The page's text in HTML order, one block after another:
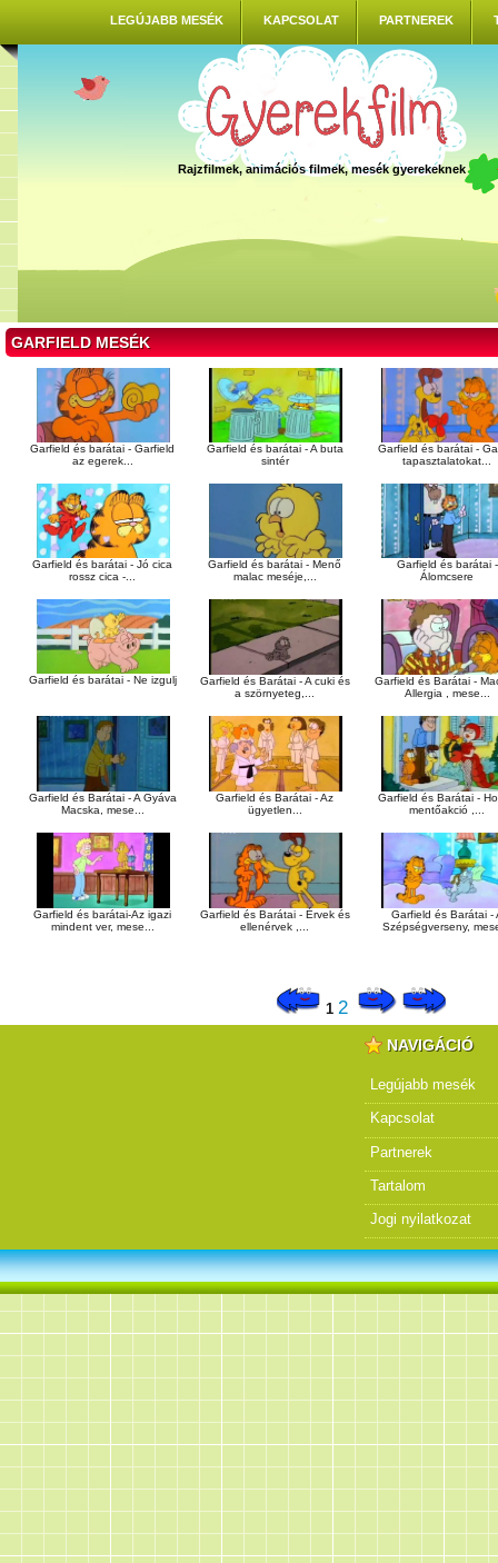
LEGÚJABB MESÉK KAPCSOLAT PARTNEREK
Rajzfilmek, animációs filmek, mesék gyerekeknek
GARFIELD MESÉK
Garfield és barátai - Garfield
az egerek...
Garfield és barátai - A buta
sintér
Garfield és barátai -
tapasztalatokat...
Garfield és barátai - Jó cica
rossz cica -...
Garfield és barátai - Menő
malac meséje,...
Garfield és barátai -
Álomcsere
Garfield és barátai - Ne izgulj
Garfield és Barátai - A cuki és
a szörnyeteg,...
Garfield és Barátai -
Allergia , mese...
Garfield és Barátai - A Gyáva
Macska, mese...
Garfield és Barátai - Az
ügyetlen...
Garfield és Barátai -
mentőakció ,...
Garfield és barátai-Az igazi
mindent ver, mese...
Garfield és Barátai - Érvek és
ellenérvek ,...
Garfield és Barátai -
Szépségverseny,
1 2
NAVIGÁCIÓ
Legújabb mesék
Kapcsolat
Partnerek
Tartalom
Jogi nyilatkozat